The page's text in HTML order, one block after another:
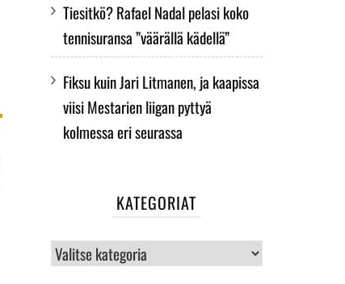
Tiesitkö? Rafael Nadal pelasi koko
tennisuransa ”väärällä kädellä”
Fiksu kuin Jari Litmanen, ja kaapissa
viisi Mestarien liigan pyttyä
kolmessa eri seurassa
KATEGORIAT
Kategoriat